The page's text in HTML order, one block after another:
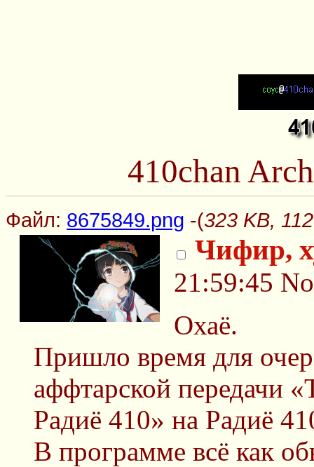
410chan
Файл: 8675849.png -(323 KB,
Чифир,
21:59:45
Охаё.
Пришло время для
аффтарской передачи
Радиё 410» на Радиё
В программе всё как